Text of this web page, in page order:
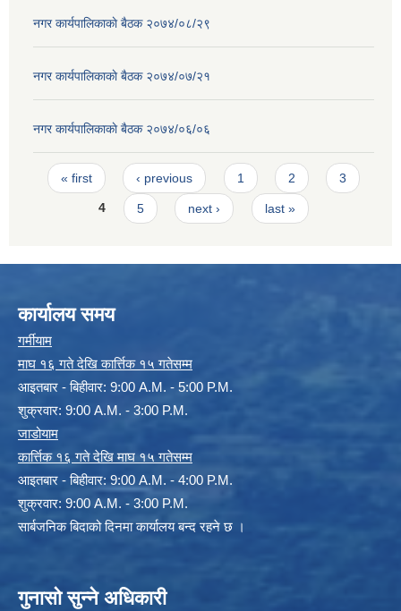
नगर कार्यपालिकाकाे बैठक २०७४/०८/२९
नगर कार्यपालिकाकाे बैठक २०७४/०७/२१
नगर कार्यपालिकाकाे बैठक २०७४/०६/०६
Pages
« first ‹ previous 1 2 3
4 5 next › last »
कार्यालय समय
गर्मीयाम
माघ १६ गते देखि कार्त्तिक १५ गतेसम्म
आइतबार - बिहीवार: 9:00 A.M. - 5:00 P.M.
शुक्रवार: 9:00 A.M. - 3:00 P.M.
जाडोयाम
कार्त्तिक १६ गते देखि माघ १५ गतेसम्म
आइतबार - बिहीवार: 9:00 A.M. - 4:00 P.M.
शुक्रवार: 9:00 A.M. - 3:00 P.M.
सार्बजनिक बिदाको दिनमा कार्यालय बन्द रहने छ ।
गुनासो सुन्ने अधिकारी